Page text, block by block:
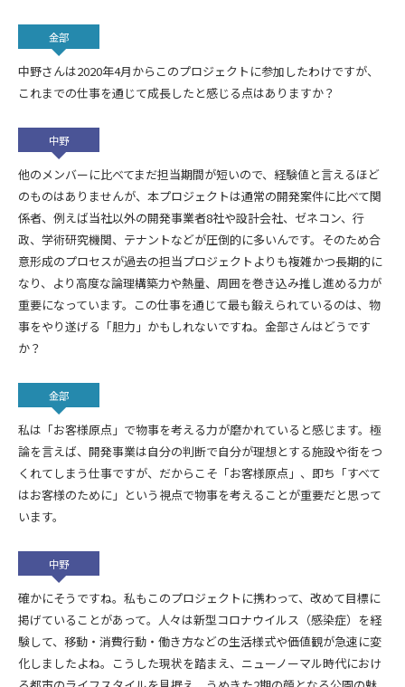
金部
中野さんは2020年4月からこのプロジェクトに参加したわけですが、
これまでの仕事を通じて成長したと感じる点はありますか？
中野
他のメンバーに比べてまだ担当期間が短いので、経験値と言えるほど
のものはありませんが、本プロジェクトは通常の開発案件に比べて関
係者、例えば当社以外の開発事業者8社や設計会社、ゼネコン、行
政、学術研究機関、テナントなどが圧倒的に多いんです。そのため合
意形成のプロセスが過去の担当プロジェクトよりも複雑かつ長期的に
なり、より高度な論理構築力や熱量、周囲を巻き込み推し進める力が
重要になっています。この仕事を通じて最も鍛えられているのは、物
事をやり遂げる「胆力」かもしれないですね。金部さんはどうです
か？
金部
私は「お客様原点」で物事を考える力が磨かれていると感じます。極
論を言えば、開発事業は自分の判断で自分が理想とする施設や街をつ
くれてしまう仕事ですが、だからこそ「お客様原点」、即ち「すべて
はお客様のために」という視点で物事を考えることが重要だと思って
います。
中野
確かにそうですね。私もこのプロジェクトに携わって、改めて目標に
掲げていることがあって。人々は新型コロナウイルス（感染症）を経
験して、移動・消費行動・働き方などの生活様式や価値観が急速に変
化しましたよね。こうした現状を踏まえ、ニューノーマル時代におけ